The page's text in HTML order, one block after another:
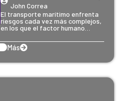
John Correa
El transporte marítimo enfrenta
riesgos cada vez más complejos,
en los que el factor humano…
Más